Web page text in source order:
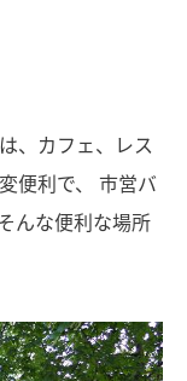
、カフェ、レス
便利で、 市営バ
んな便利な場所